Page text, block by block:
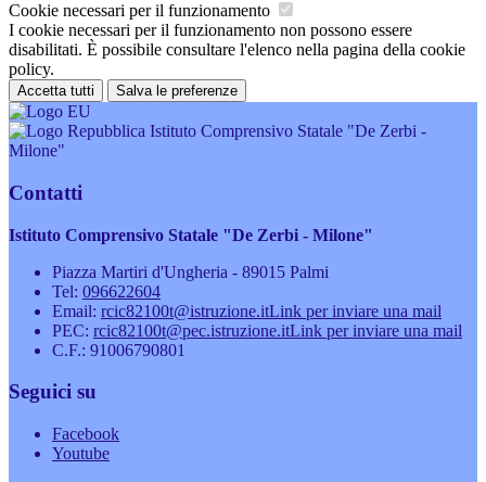
Cookie necessari per il funzionamento
I cookie necessari per il funzionamento non possono essere
disabilitati. È possibile consultare l'elenco nella pagina della cookie
policy.
Accetta tutti Salva le preferenze
Istituto Comprensivo Statale "De Zerbi -
Milone"
Contatti
Istituto Comprensivo Statale "De Zerbi - Milone"
Piazza Martiri d'Ungheria - 89015 Palmi
Tel: 096622604
Email: rcic82100t@istruzione.itLink per inviare una mail
PEC: rcic82100t@pec.istruzione.itLink per inviare una mail
C.F.: 91006790801
Seguici su
Facebook
Youtube